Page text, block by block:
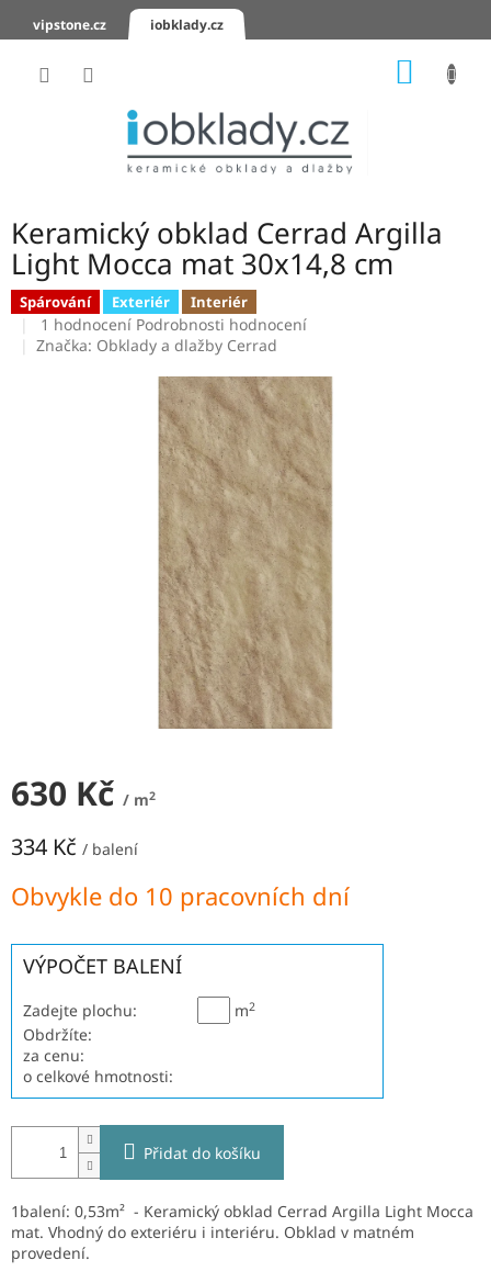
vipstone.cz iobklady.cz
KERAMICKÉ
OBKLADY
KERAMICKÉ
DLAŽBY
Přihlášení
Keramický obklad Cerrad Argilla
Light Mocca mat 30x14,8 cm
Spárování Exteriér Interiér
Průměrné
hodnocení
1 hodnocení Podrobnosti hodnocení
Značka: Obklady a dlažby Cerrad
630 Kč / m2
334 Kč / balení
cena:
Obvykle do 10 pracovních dní
VÝPOČET BALENÍ
Zadejte plochu: m2
Obdržíte:
za cenu:
o celkové hmotnosti:
Přidat do košíku
1balení: 0,53m² - Keramický obklad Cerrad Argilla Light Mocca
mat. Vhodný do exteriéru i interiéru. Obklad v matném
provedení.